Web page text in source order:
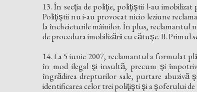
13. În secţia de poliţie, poliţiştii l-au
Poliţiştii nu i-au provocat nicio leziune
la încheieturile mâinilor. În plus, reclamantul
de procedura imobilizării cu cătuşe. B. Primul
14. La 5 iunie 2007, reclamantul a formulat
în mod ilegal şi insultă, precum şi
îngrădirea drepturilor sale, purtare abuzivă
identificarea celor trei poliţişti şi a şoferului